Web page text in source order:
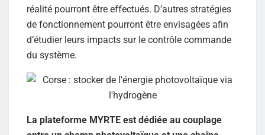
réalité pourront être effectués. D’autres stratégies
de fonctionnement pourront être envisagées afin
d’étudier leurs impacts sur le contrôle commande
du système.
La plateforme MYRTE est dédiée au couplage